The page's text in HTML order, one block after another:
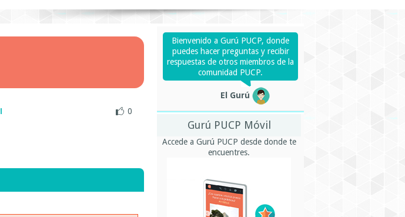
0
Bienvenido a Gurú PUCP, donde
puedes hacer preguntas y recibir
respuestas de otros miembros de la
comunidad PUCP.
El Gurú
Gurú PUCP Móvil
Accede a Gurú PUCP desde donde te
encuentres.